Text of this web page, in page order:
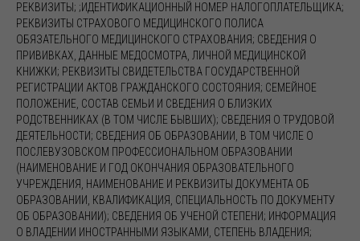
РЕКВИЗИТЫ; ;ИДЕНТИФИКАЦИОННЫЙ НОМЕР НАЛОГОПЛАТЕЛЬЩИКА;
РЕКВИЗИТЫ СТРАХОВОГО МЕДИЦИНСКОГО ПОЛИСА
ОБЯЗАТЕЛЬНОГО МЕДИЦИНСКОГО СТРАХОВАНИЯ; СВЕДЕНИЯ О
ПРИВИВКАХ, ДАННЫЕ МЕДОСМОТРА, ЛИЧНОЙ МЕДИЦИНСКОЙ
КНИЖКИ; РЕКВИЗИТЫ СВИДЕТЕЛЬСТВА ГОСУДАРСТВЕННОЙ
РЕГИСТРАЦИИ АКТОВ ГРАЖДАНСКОГО СОСТОЯНИЯ; СЕМЕЙНОЕ
ПОЛОЖЕНИЕ, СОСТАВ СЕМЬИ И СВЕДЕНИЯ О БЛИЗКИХ
РОДСТВЕННИКАХ (В ТОМ ЧИСЛЕ БЫВШИХ); СВЕДЕНИЯ О ТРУДОВОЙ
ДЕЯТЕЛЬНОСТИ; СВЕДЕНИЯ ОБ ОБРАЗОВАНИИ, В ТОМ ЧИСЛЕ О
ПОСЛЕВУЗОВСКОМ ПРОФЕССИОНАЛЬНОМ ОБРАЗОВАНИИ
(НАИМЕНОВАНИЕ И ГОД ОКОНЧАНИЯ ОБРАЗОВАТЕЛЬНОГО
УЧРЕЖДЕНИЯ, НАИМЕНОВАНИЕ И РЕКВИЗИТЫ ДОКУМЕНТА ОБ
ОБРАЗОВАНИИ, КВАЛИФИКАЦИЯ, СПЕЦИАЛЬНОСТЬ ПО ДОКУМЕНТУ
ОБ ОБРАЗОВАНИИ); СВЕДЕНИЯ ОБ УЧЕНОЙ СТЕПЕНИ; ИНФОРМАЦИЯ
О ВЛАДЕНИИ ИНОСТРАННЫМИ ЯЗЫКАМИ, СТЕПЕНЬ ВЛАДЕНИЯ;